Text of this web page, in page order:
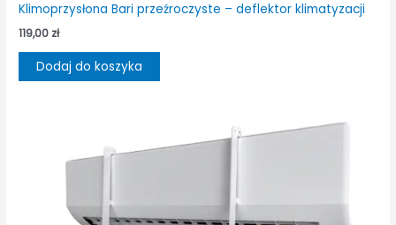
Klimoprzysłona Bari przeźroczyste – deflektor klimatyzacji
119,00 zł
Dodaj do koszyka